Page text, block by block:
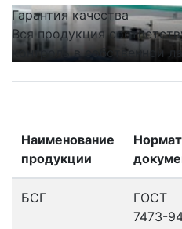
Гарантия качества
Вся продукция
контроль в собственной
Наименование
продукции
БСГ
ГОСТ
7473-